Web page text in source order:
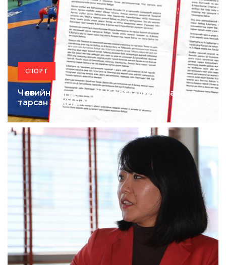
СПОРТ
Чөлөөтийн шигшээгийн бэлтгэлийн зааланд
тарсан ЗАХИДАЛД юу өгүүлэв